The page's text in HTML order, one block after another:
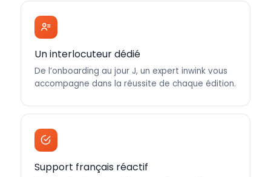
Un interlocuteur dédié
De l’onboarding au jour J, un expert inwink vous
accompagne dans la réussite de chaque édition.
Support français réactif